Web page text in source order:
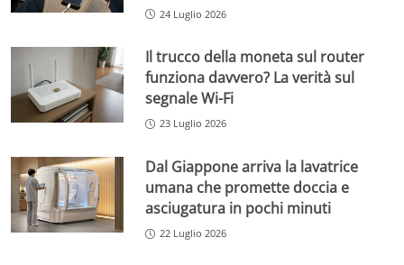
24 Luglio 2026
Il trucco della moneta sul router
funziona davvero? La verità sul
segnale Wi-Fi
23 Luglio 2026
Dal Giappone arriva la lavatrice
umana che promette doccia e
asciugatura in pochi minuti
22 Luglio 2026